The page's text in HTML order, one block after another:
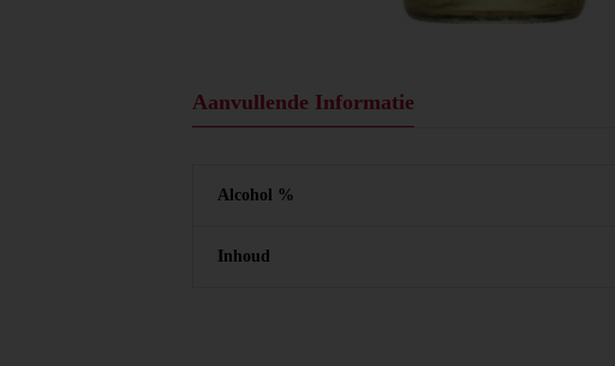
Aanvullende Informatie
Alcohol %
Inhoud